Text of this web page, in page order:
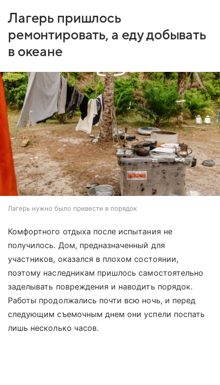
Лагерь пришлось
ремонтировать, а еду добывать
в океане
Лагерь нужно было привести в порядок
Комфортного отдыха после испытания не
получилось. Дом, предназначенный для
участников, оказался в плохом состоянии,
поэтому наследникам пришлось самостоятельно
заделывать повреждения и наводить порядок.
Работы продолжались почти всю ночь, и перед
следующим съемочным днем они успели поспать
лишь несколько часов.